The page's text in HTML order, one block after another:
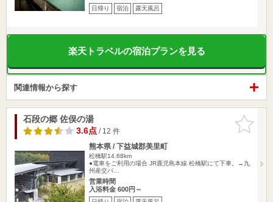
日帰り 宿泊 露天風呂
楽天トラベルの宿泊プランを見る
関連情報から探す
お気に入
りに追加
石段の郷 佐俣の湯
3.6点/ 12 件
熊本県 / 下益城郡美里町
松橋駅14.68km
●電車をご利用の場合 JR鹿児島本線 松橋駅にて下車。→九
州産交バ…
営業時間
入浴料金 600円～